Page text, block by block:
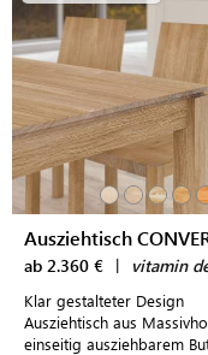
Ausziehtisch
ab 2.360 € | vitamin
Klar gestalteter Design
Ausziehtisch aus
einseitig ausziehbarem